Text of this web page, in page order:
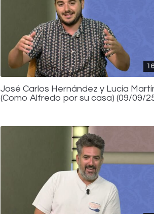
José Carlos Hernández y Lucía
(Como Alfredo por su casa) (09/09/